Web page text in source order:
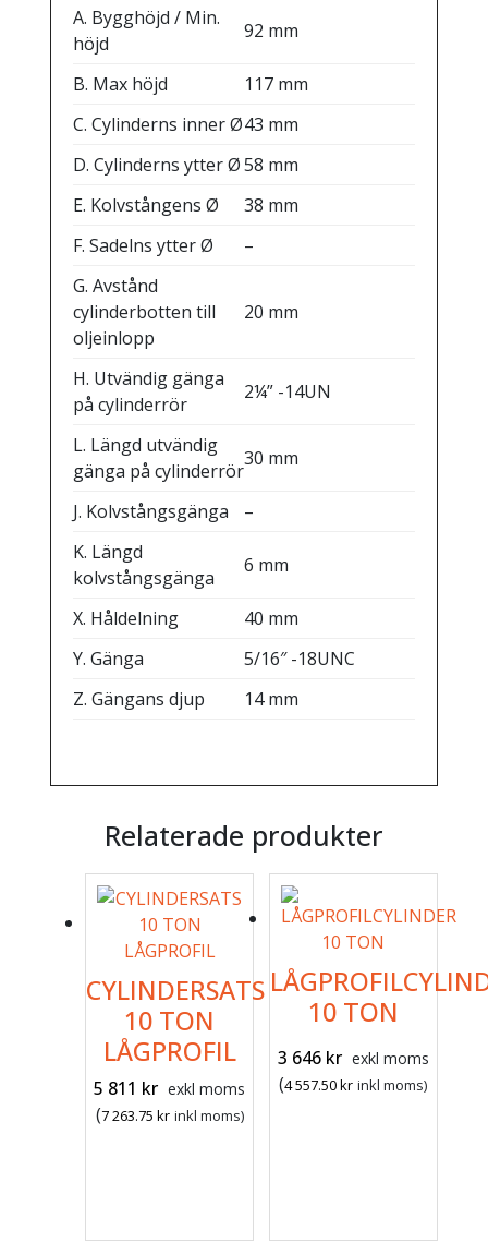
A. Bygghöjd / Min.
höjd
92 mm
B. Max höjd
117 mm
C. Cylinderns inner Ø43 mm
D. Cylinderns ytter Ø58 mm
E. Kolvstångens Ø
38 mm
F. Sadelns ytter Ø
–
G. Avstånd
cylinderbotten till
oljeinlopp
20 mm
H. Utvändig gänga
på cylinderrör
2¼” -14UN
L. Längd utvändig
gänga på cylinderrör
30 mm
J. Kolvstångsgänga
–
K. Längd
kolvstångsgänga
6 mm
X. Håldelning
40 mm
Y. Gänga
5/16″ -18UNC
Z. Gängans djup
14 mm
Relaterade produkter
CYLINDERSATS
10 TON
LÅGPROFIL
5 811 kr exkl moms
(7 263.75 kr inkl moms)
10 TON
3 646 kr exkl moms
(4 557.50kr inkl moms)